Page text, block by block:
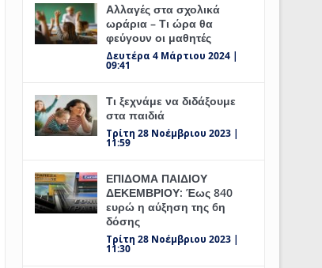
Αλλαγές στα σχολικά
ωράρια – Τι ώρα θα
φεύγουν οι μαθητές
Δευτέρα 4 Μάρτιου 2024 |
09:41
Τι ξεχνάμε να διδάξουμε
στα παιδιά
Τρίτη 28 Νοέμβριου 2023 |
11:59
ΕΠΙΔΟΜΑ ΠΑΙΔΙΟΥ
ΔΕΚΕΜΒΡΙΟΥ: Έως 840
ευρώ η αύξηση της 6η
δόσης
Τρίτη 28 Νοέμβριου 2023 |
11:30